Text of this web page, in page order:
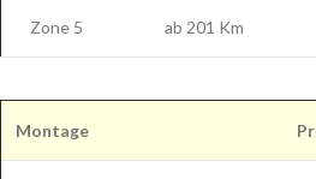
Zone 5 ab 201 Km
Montage